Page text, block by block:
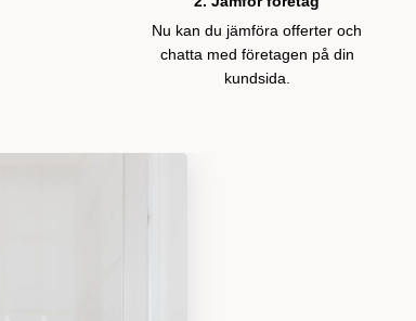
Nu kan du jämföra offerter och
chatta med företagen på din
kundsida.